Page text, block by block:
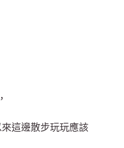
這邊散步玩玩應該